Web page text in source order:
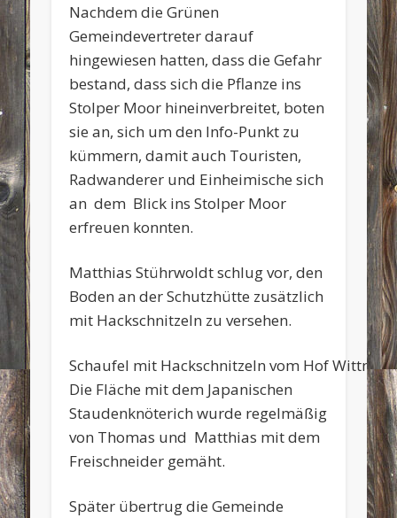
Nachdem die Grünen
Gemeindevertreter darauf
hingewiesen hatten, dass die Gefahr
bestand, dass sich die Pflanze ins
Stolper Moor hineinverbreitet, boten
sie an, sich um den Info-Punkt zu
kümmern, damit auch Touristen,
Radwanderer und Einheimische sich
an dem Blick ins Stolper Moor
erfreuen konnten.
Matthias Stührwoldt schlug vor, den
Boden an der Schutzhütte zusätzlich
mit Hackschnitzeln zu versehen.
Schaufel mit Hackschnitzeln vom Hof
Die Fläche mit dem Japanischen
Staudenknöterich wurde regelmäßig
von Thomas und Matthias mit dem
Freischneider gemäht.
Später übertrug die Gemeinde